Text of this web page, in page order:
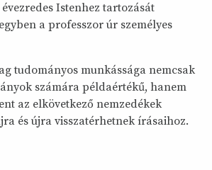
Istenhez tartozását
a professzor úr személyes
tudományos munkássága nemcsak
számára példaértékű, hanem
az elkövetkező nemzedékek
és újra visszatérhetnek írásaihoz.